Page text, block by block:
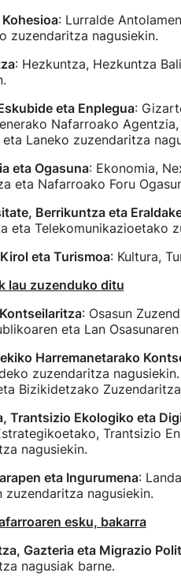
: Lurralde
zuzendaritza nagusiekin.
: Hezkuntza, Hezkuntza
eta Enplegua:
Nafarroako
eta Laneko zuzendaritza
eta Ogasuna: Ekonomia,
eta Nafarroako Foru
Berrikuntza eta
eta Telekomunikazioetako
eta Turismoa: Kultura,
lau zuzenduko ditu
: Osasun
eta Lan
Harremanetarako
zuzendaritza
Bizikidetzako
Trantsizio Ekologiko eta
Trantsizio
nagusiekin.
eta Ingurumena:
zuzendaritza nagusiekin.
esku, bakarra
Gazteria eta Migrazio
nagusiak barne.